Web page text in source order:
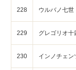
228 ウルバノ七世
229 グレゴリオ十
230 インノチェン